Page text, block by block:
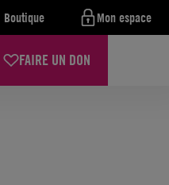
Boutique Mon espace
FAIRE UN DON